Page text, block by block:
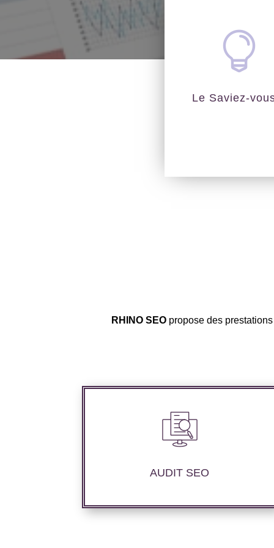

Le Saviez-
RHINO SEOpropose des
AUDIT SEO
Audit complet de votre site web à travers
les mots clés pertinents, les principaux